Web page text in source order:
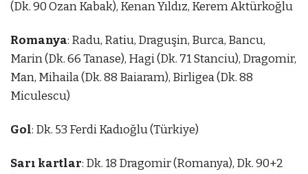
(Dk. 90 Ozan Kabak), Kenan Yıldız, Kerem Aktürkoğlu
Romanya: Radu, Ratiu, Draguşin, Burca, Bancu,
Marin (Dk. 66 Tanase), Hagi (Dk. 71 Stanciu), Dragomir,
Man, Mihaila (Dk. 88 Baiaram), Birligea (Dk. 88
Miculescu)
Gol: Dk. 53 Ferdi Kadıoğlu (Türkiye)
Sarı kartlar: Dk. 18 Dragomir (Romanya), Dk. 90+2